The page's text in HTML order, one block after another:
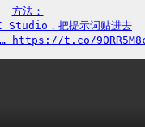
方法：
，把提示词贴进去
… https://t.co/